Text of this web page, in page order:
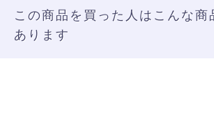
この商品を買った人はこんな商
あります